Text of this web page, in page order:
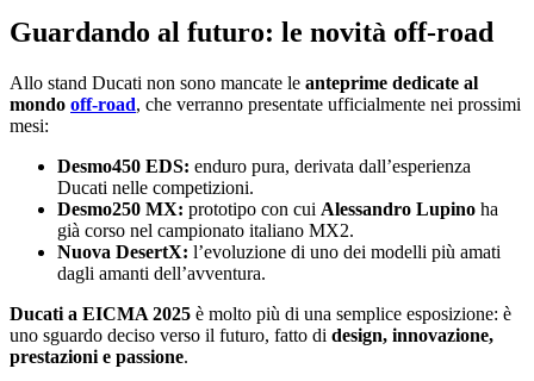
Guardando al futuro: le novità off-road
Allo stand Ducati non sono mancate le anteprime dedicate al
mondo off-road, che verranno presentate ufficialmente nei prossimi
mesi:
Desmo450 EDS: enduro pura, derivata dall’esperienza
Ducati nelle competizioni.
Desmo250 MX: prototipo con cui Alessandro Lupino ha
già corso nel campionato italiano MX2.
Nuova DesertX: l’evoluzione di uno dei modelli più amati
dagli amanti dell’avventura.
Ducati a EICMA 2025 è molto più di una semplice esposizione: è
uno sguardo deciso verso il futuro, fatto di design, innovazione,
prestazioni e passione.